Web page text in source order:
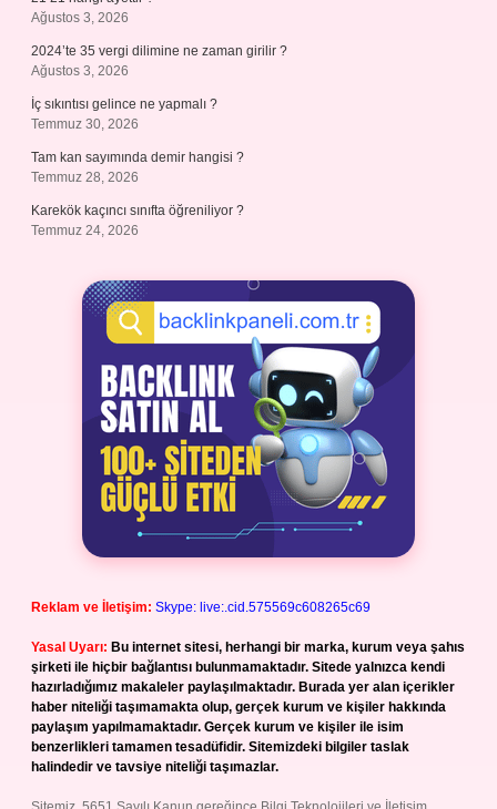
Ağustos 3, 2026
2024’te 35 vergi dilimine ne zaman girilir ?
Ağustos 3, 2026
İç sıkıntısı gelince ne yapmalı ?
Temmuz 30, 2026
Tam kan sayımında demir hangisi ?
Temmuz 28, 2026
Karekök kaçıncı sınıfta öğreniliyor ?
Temmuz 24, 2026
Reklam ve İletişim: Skype: live:.cid.575569c608265c69
Yasal Uyarı: Bu internet sitesi, herhangi bir marka, kurum veya şahıs
şirketi ile hiçbir bağlantısı bulunmamaktadır. Sitede yalnızca kendi
hazırladığımız makaleler paylaşılmaktadır. Burada yer alan içerikler
haber niteliği taşımamakta olup, gerçek kurum ve kişiler hakkında
paylaşım yapılmamaktadır. Gerçek kurum ve kişiler ile isim
benzerlikleri tamamen tesadüfidir. Sitemizdeki bilgiler taslak
halindedir ve tavsiye niteliği taşımazlar.